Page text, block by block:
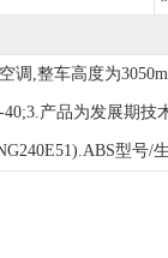
调,整车高度为
产品为发展期
型